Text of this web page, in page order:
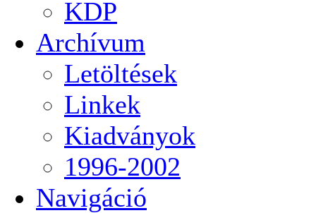
KDP
Archívum
Letöltések
Linkek
Kiadványok
1996-2002
Navigáció